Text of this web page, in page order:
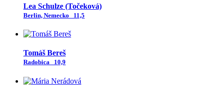
Lea Schulze (Točeková)
Berlin, Nemecko 11,5
Tomáš Bereš
Radobica 10,9